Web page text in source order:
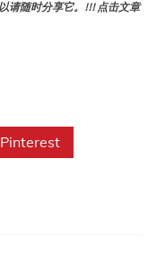
请随时分享它。!!! 点击文章
Pinterest